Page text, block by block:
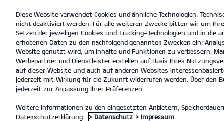
open
menu
Diese Website verwendet Cookies und ähnliche Technologien.
nicht deaktiviert werden. Für alle weiteren Zwecke bitten wir um
Setzen der jeweiligen Cookies und Tracking-Technologien und in die
erhobenen Daten zu den nachfolgend genannten Zwecken ein:
Website genutzt wird, um Inhalte und Funktionen zu verbessern.
Werbepartner und Dienstleister erstellen auf Basis Ihres
auf dieser Website und auch auf anderen Websites
jederzeit mit Wirkung für die Zukunft widerrufen werden. Über den
jederzeit zur Anpassung Ihrer Präferenzen.
Weitere Informationen zu den eingesetzten Anbietern,
Datenschutzerklärung.
> Datenschutz > Impressum